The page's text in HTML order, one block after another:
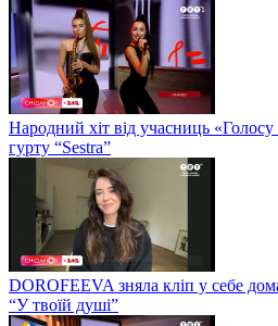
Народний хіт від учасниць «Голосу
гурту “Sestra”
DOROFEEVA зняла кліп у себе
“У твоїй душі”